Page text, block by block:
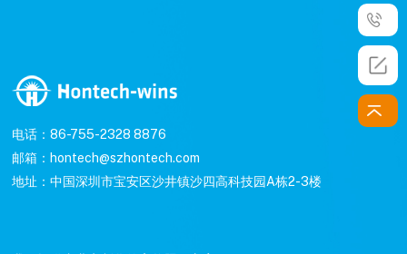
电话：86-755-2328 8876
邮箱：hontech@szhontech.com
地址：中国深圳市宝安区沙井镇沙四高科技园A栋2-3楼